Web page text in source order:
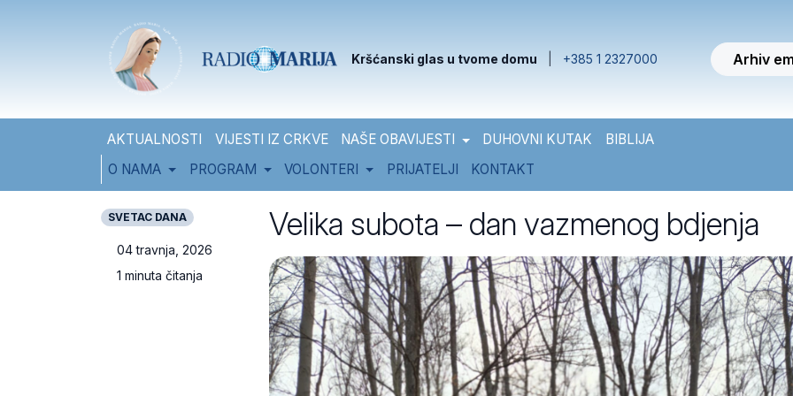
Kršćanski glas u tvome domu +385 1 2327000 Arhiv
AKTUALNOSTI VIJESTI IZ CRKVE NAŠE OBAVIJESTI DUHOVNI KUTAK
BIBLIJA
O NAMA
PROGRAM VOLONTERI PRIJATELJI KONTAKT
SVETAC DANA
04 travnja, 2026
1 minuta čitanja
Velika subota – dan vazmenog bdjenja